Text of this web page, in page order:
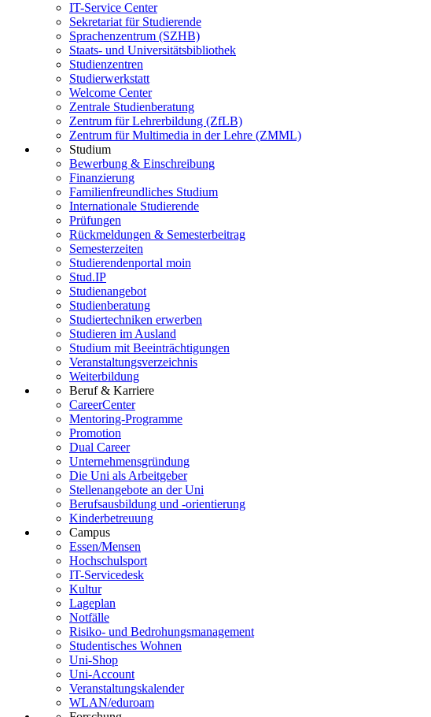
IT-Service Center
Sekretariat für Studierende
Sprachenzentrum (SZHB)
Staats- und Universitätsbibliothek
Studienzentren
Studierwerkstatt
Welcome Center
Zentrale Studienberatung
Zentrum für Lehrerbildung (ZfLB)
Zentrum für Multimedia in der Lehre (ZMML)
Studium
Bewerbung & Einschreibung
Finanzierung
Familienfreundliches Studium
Internationale Studierende
Prüfungen
Rückmeldungen & Semesterbeitrag
Semesterzeiten
Studierendenportal moin
Stud.IP
Studienangebot
Studienberatung
Studiertechniken erwerben
Studieren im Ausland
Studium mit Beeinträchtigungen
Veranstaltungsverzeichnis
Weiterbildung
Beruf & Karriere
CareerCenter
Mentoring-Programme
Promotion
Dual Career
Unternehmensgründung
Die Uni als Arbeitgeber
Stellenangebote an der Uni
Berufsausbildung und -orientierung
Kinderbetreuung
Campus
Essen/Mensen
Hochschulsport
IT-Servicedesk
Kultur
Lageplan
Notfälle
Risiko- und Bedrohungsmanagement
Studentisches Wohnen
Uni-Shop
Uni-Account
Veranstaltungskalender
WLAN/eduroam